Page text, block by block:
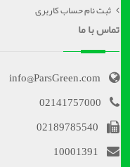
ثبت نام حساب کاربری
تماس با ما
info@ParsGreen.com
02141757000
02189785540
10001391